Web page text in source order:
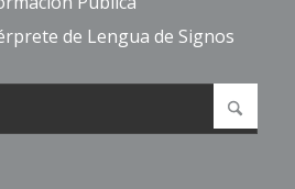
de Lengua de Signos